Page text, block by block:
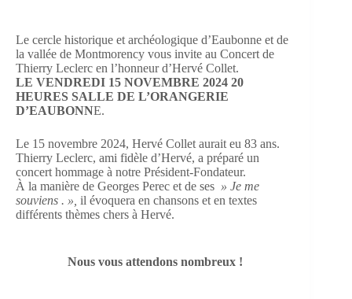
Le cercle historique et archéologique d’Eaubonne et de
la vallée de Montmorency vous invite au Concert de
Thierry Leclerc en l’honneur d’Hervé Collet.
LE VENDREDI 15 NOVEMBRE 2024 20
HEURES SALLE DE L’ORANGERIE
D’EAUBONNE.
Le 15 novembre 2024, Hervé Collet aurait eu 83 ans.
Thierry Leclerc, ami fidèle d’Hervé, a préparé un
concert hommage à notre Président-Fondateur.
À la manière de Georges Perec et de ses » Je me
souviens . », il évoquera en chansons et en textes
différents thèmes chers à Hervé.
Nous vous attendons nombreux !